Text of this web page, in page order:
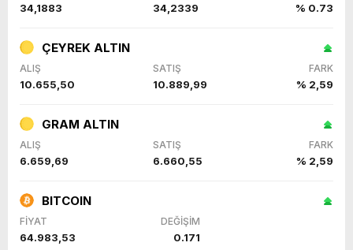
34,1883 34,2339 % 0.73
ÇEYREK ALTIN
ALIŞ SATIŞ FARK
10.655,50 10.889,99 % 2,59
GRAM ALTIN
ALIŞ SATIŞ FARK
6.659,69 6.660,55 % 2,59
BITCOIN
FİYAT DEĞİŞİM
64.983,53 0.171